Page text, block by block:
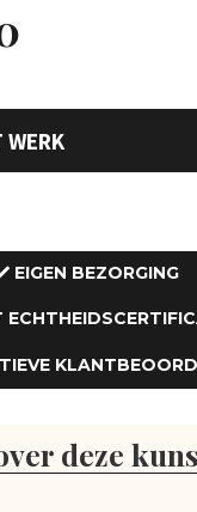
WERK
EIGEN BEZORGING
deze